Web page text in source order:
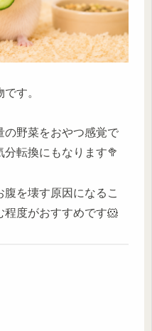
す。
の野菜をおやつ感覚で
転換にもなります🥦
を壊す原因になるこ
程度がおすすめです🐹